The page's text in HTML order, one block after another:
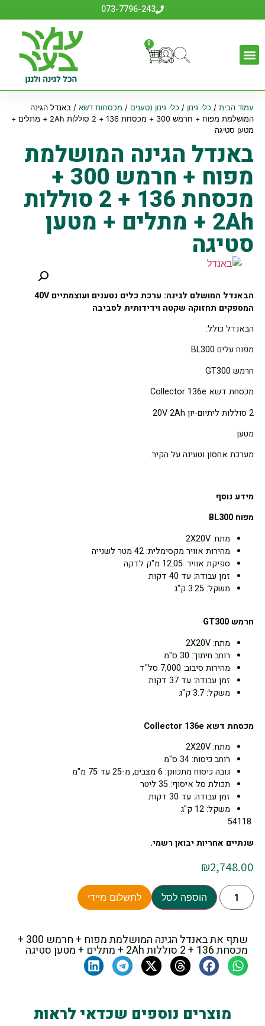
073-7796-243
0
עמוד הבית/ כלי גינון / כלי גינון נטענים / מכסחות דשא/ באנדל הגינה
המושלמת מפוח + חרמש 300 + מכסחת 136 + 2 סוללות 2Ah + מתלים +
מטען סטיגה
באנדל הגינה המושלמת
מפוח + חרמש 300 +
מכסחת 136 + 2 סוללות
2Ah + מתלים + מטען
סטיגה
הבאנדל המושלם לגינה: ערכת כלים נטענים ועוצמתיים 40V
המספקים תחזוקה שקטה וידידותית לסביבה
הבאנדל כולל:
מפוח עלים BL300
חרמש GT300
מכסחת דשא Collector 136e
2 סוללות ליתיום-יון 20V 2Ah
מטען
מערכת אחסון וטעינה על הקיר.
מידע נוסף
מפוח BL300
מתח: 2X20V
מהירות אוויר מקסימלית: 42 מטר לשנייה
ספיקת אוויר: 12.05 מ"ק לדקה
זמן עבודה: עד 40 דקות
משקל: 3.25 ק"ג
חרמש GT300
מתח: 2X20V
רוחב חיתוך: 30 ס"מ
מהירות סיבוב: 7,000 סל"ד
זמן עבודה: עד 37 דקות
משקל: 3.7 ק"ג
מכסחת דשא Collector 136e
מתח: 2X20V
רוחב כיסוח: 34 ס"מ
גובה כיסוח מתכוונן: 6 מצבים, מ-25 עד 75 מ"מ
תכולת סל איסוף: 35 ליטר
זמן עבודה: עד 30 דקות
משקל: 12 ק"ג
שנתיים אחריות יבואן רשמי.
₪2,748.00
הוספה לסל לתשלום מיידי
שתף את באנדל הגינה המושלמת מפוח + חרמש 300 +
מכסחת 136 + 2 סוללות 2Ah + מתלים + מטען סטיגה
מוצרים נוספים שכדאי לראות